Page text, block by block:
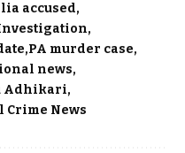
accused
PA murder case
news
Adhikari
Crime News